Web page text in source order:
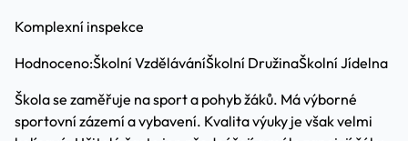
Komplexní inspekce
Hodnoceno:Školní VzděláváníŠkolní DružinaŠkolní Jídelna
Škola se zaměřuje na sport a pohyb žáků. Má výborné
sportovní zázemí a vybavení. Kvalita výuky je však velmi